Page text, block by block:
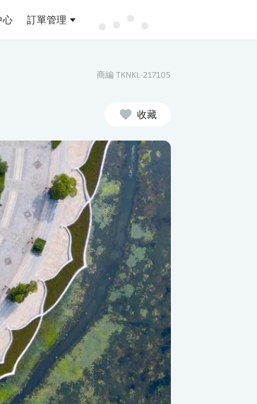
心 訂單管理
商編 TKNKL-217105
收藏